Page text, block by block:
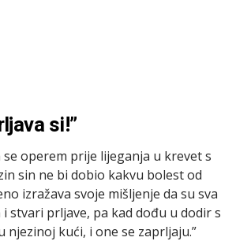
si!”
se operem prije lijeganja u krevet s
sin ne bi dobio kakvu bolest od
izražava svoje mišljenje da su sva
stvari prljave, pa kad dođu u dodir s
njezinoj kući, i one se zaprljaju.”